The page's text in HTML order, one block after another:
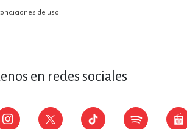
de uso
en redes sociales